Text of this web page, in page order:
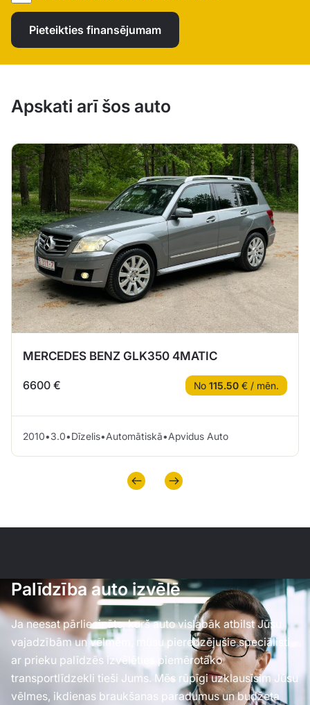
Pieteikties finansējumam
Apskati arī šos auto
MERCEDES BENZ GLK350 4MATIC
6600 € No 115.50 € / mēn.
2010•3.0•Dīzelis•Automātiskā•Apvidus Auto
Palīdzība auto izvēlē
Ja neesat pārliecināts, kurš auto vislabāk atbilst Jūsu
vajadzībām un vēlmēm, mūsu pieredzējušie speciālisti
ar prieku palīdzēs izvēlēties piemērotāko
transportlīdzekli tieši Jums. Mēs rūpīgi uzklausīsim Jūsu
vēlmes, ikdienas braukšanas paradumus un budžeta